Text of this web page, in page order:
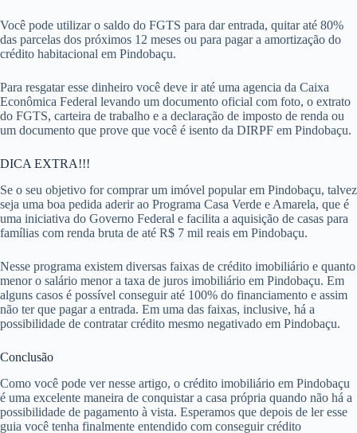
Você pode utilizar o saldo do FGTS para dar entrada, quitar até 80%
das parcelas dos próximos 12 meses ou para pagar a amortização do
crédito habitacional em Pindobaçu.
Para resgatar esse dinheiro você deve ir até uma agencia da Caixa
Econômica Federal levando um documento oficial com foto, o extrato
do FGTS, carteira de trabalho e a declaração de imposto de renda ou
um documento que prove que você é isento da DIRPF em Pindobaçu.
DICA EXTRA!!!
Se o seu objetivo for comprar um imóvel popular em Pindobaçu, talvez
seja uma boa pedida aderir ao Programa Casa Verde e Amarela, que é
uma iniciativa do Governo Federal e facilita a aquisição de casas para
famílias com renda bruta de até R$ 7 mil reais em Pindobaçu.
Nesse programa existem diversas faixas de crédito imobiliário e quanto
menor o salário menor a taxa de juros imobiliário em Pindobaçu. Em
alguns casos é possível conseguir até 100% do financiamento e assim
não ter que pagar a entrada. Em uma das faixas, inclusive, há a
possibilidade de contratar crédito mesmo negativado em Pindobaçu.
Conclusão
Como você pode ver nesse artigo, o crédito imobiliário em Pindobaçu
é uma excelente maneira de conquistar a casa própria quando não há a
possibilidade de pagamento à vista. Esperamos que depois de ler esse
guia você tenha finalmente entendido com conseguir crédito